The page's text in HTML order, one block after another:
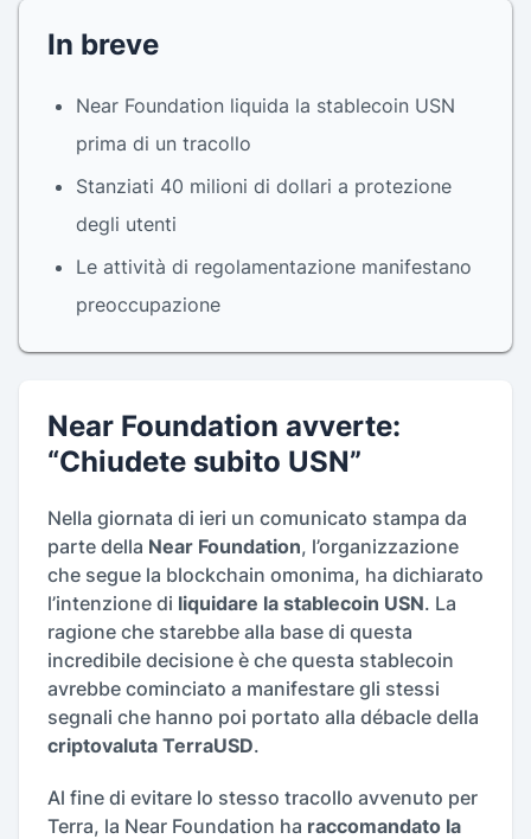
In breve
Near Foundation liquida la stablecoin USN
prima di un tracollo
Stanziati 40 milioni di dollari a protezione
degli utenti
Le attività di regolamentazione manifestano
preoccupazione
Near Foundation avverte:
“Chiudete subito USN”
Nella giornata di ieri un comunicato stampa da
parte della Near Foundation, l’organizzazione
che segue la blockchain omonima, ha dichiarato
l’intenzione di liquidare la stablecoin USN. La
ragione che starebbe alla base di questa
incredibile decisione è che questa stablecoin
avrebbe cominciato a manifestare gli stessi
segnali che hanno poi portato alla débacle della
criptovaluta TerraUSD.
Al fine di evitare lo stesso tracollo avvenuto per
Terra, la Near Foundation ha raccomandato la